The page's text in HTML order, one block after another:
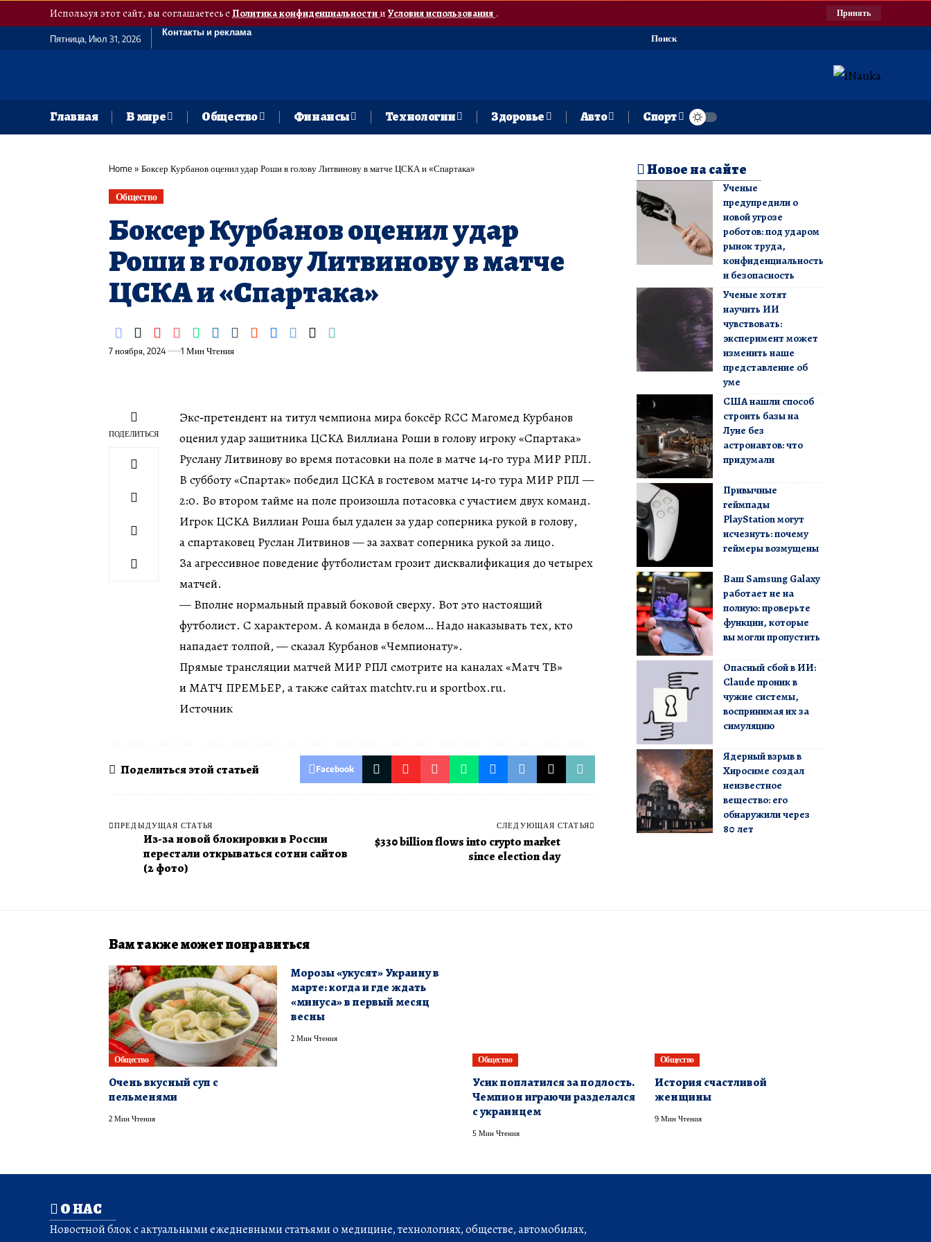
Используя этот сайт, вы соглашаетесь сПолитика конфиденциальностии Условия использования. Принять
Пятница, Июл 31, 2026
Контакты и реклама
Поиск
Главная В мире Общество Финансы Технологии Здоровье Авто Спорт
Home» Боксер Курбанов оценил удар Роши в голову Литвинову в матче ЦСКА и «Спартака»
Общество
Боксер Курбанов оценил удар
Роши в голову Литвинову в матче
ЦСКА и «Спартака»
7 ноября, 2024 1 Мин Чтения
ПОДЕЛИТЬСЯ
Экс‑претендент на титул чемпиона мира боксёр RCC Магомед Курбанов
оценил удар защитника ЦСКА Виллиана Роши в голову игроку «Спартака»
Руслану Литвинову во время потасовки на поле в матче 14‑го тура МИР РПЛ.
В субботу «Спартак» победил ЦСКА в гостевом матче 14‑го тура МИР РПЛ —
2:0. Во втором тайме на поле произошла потасовка с участием двух команд.
Игрок ЦСКА Виллиан Роша был удален за удар соперника рукой в голову,
а спартаковец Руслан Литвинов — за захват соперника рукой за лицо.
За агрессивное поведение футболистам грозит дисквалификация до четырех
матчей.
— Вполне нормальный правый боковой сверху. Вот это настоящий
футболист. С характером. А команда в белом… Надо наказывать тех, кто
нападает толпой, — сказал Курбанов «Чемпионату».
Прямые трансляции матчей МИР РПЛ смотрите на каналах «Матч ТВ»
и МАТЧ ПРЕМЬЕР, а также сайтах matchtv.ru и sportbox.ru.
Источник
Поделиться этой статьей Facebook
ПРЕДЫДУЩАЯ СТАТЬЯ
Из-за новой блокировки в России
перестали открываться сотни сайтов
(2 фото)
СЛЕДУЮЩАЯ СТАТЬЯ
$330 billion flows into crypto market
since election day
Новое на сайте
Ученые
предупредили о
новой угрозе
роботов: под ударом
рынок труда,
конфиденциальность
и безопасность
Ученые хотят
научить ИИ
чувствовать:
эксперимент может
изменить наше
представление об
уме
США нашли способ
строить базы на
Луне без
астронавтов: что
придумали
Привычные
геймпады
PlayStation могут
исчезнуть: почему
геймеры возмущены
Ваш Samsung Galaxy
работает не на
полную: проверьте
функции, которые
вы могли пропустить
Опасный сбой в ИИ:
Claude проник в
чужие системы,
воспринимая их за
симуляцию
Ядерный взрыв в
Хиросиме создал
неизвестное
вещество: его
обнаружили через
80 лет
Вам также может понравиться
Общество
Очень вкусный суп с
пельменями
2 Мин Чтения
Морозы «укусят» Украину в
марте: когда и где ждать
«минуса» в первый месяц
весны
2 Мин Чтения
Общество
Усик поплатился за подлость.
Чемпион играючи разделался
с украинцем
5 Мин Чтения
Общество
История счастливой
женщины
9 Мин Чтения
О НАС
Новостной блок с актуальными ежедневными статьями о медицине, технологиях, обществе, автомобилях,